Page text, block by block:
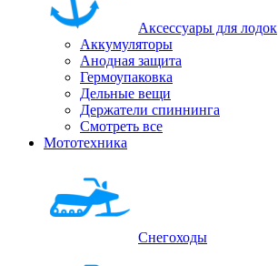
Аксессуары для лодок
Аккумуляторы
Анодная защита
Гермоупаковка
Дельные вещи
Держатели спиннинга
Смотреть все
Мототехника
Снегоходы